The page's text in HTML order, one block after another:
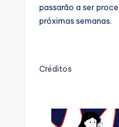
passarão a ser
próximas semanas.
Créditos